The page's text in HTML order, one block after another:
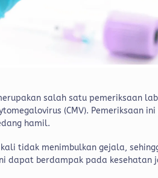
salah satu pemeriksaan
(CMV). Pemeriksaan
hamil.
kali tidak menimbulkan gejala,
dapat berdampak pada kesehatan